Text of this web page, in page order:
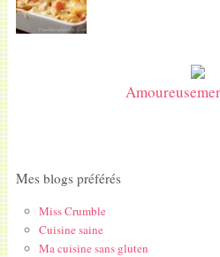
Mes blogs préférés
Miss Crumble
Cuisine saine
Ma cuisine sans gluten